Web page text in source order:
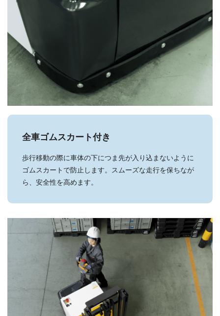
全車ゴムスカート付き
歩行移動の際に車体の下につま先が入り込まないように
ゴムスカートで防止します。スムーズな走行を保ちなが
ら、安全性を高めます。